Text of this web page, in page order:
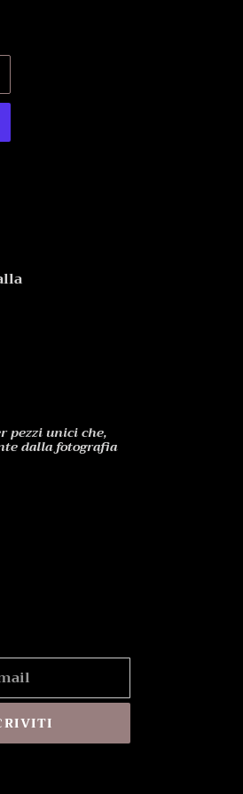
pezzi unici che,
dalla fotografia